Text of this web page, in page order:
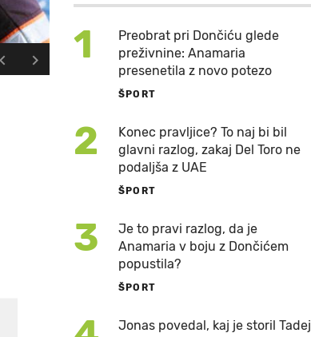
1
Preobrat pri Dončiću glede
preživnine: Anamaria
presenetila z novo potezo
ŠPORT
2
Konec pravljice? To naj bi bil
glavni razlog, zakaj Del Toro ne
podaljša z UAE
ŠPORT
3
Je to pravi razlog, da je
Anamaria v boju z Dončićem
popustila?
ŠPORT
Jonas povedal, kaj je storil Tadej